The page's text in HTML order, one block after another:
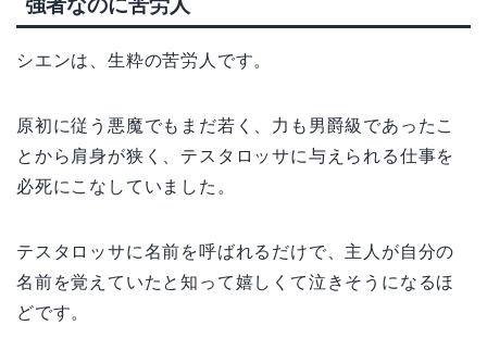
強者なのに苦労人
シエンは、生粋の苦労人です。
原初に従う悪魔でもまだ若く、力も男爵級であったこ
とから肩身が狭く、テスタロッサに与えられる仕事を
必死にこなしていました。
テスタロッサに名前を呼ばれるだけで、主人が自分の
名前を覚えていたと知って嬉しくて泣きそうになるほ
どです。